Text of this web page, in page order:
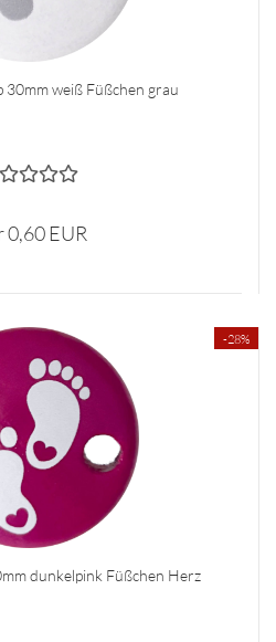
30mm weiß Füßchen grau
0,60 EUR
-28%
dunkelpink Füßchen Herz